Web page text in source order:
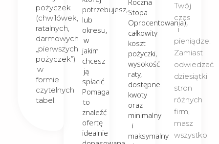
Twój
czas
i
pieniądze.
Zamiast
odwiedzać
dziesiątki
stron
różnych
firm,
masz
wszystko
Roczna
Stopa
Oprocentowania),
całkowity
koszt
pożyczki,
wysokość
raty,
dostępne
kwoty
oraz
minimalny
i
maksymalny
potrzebujesz,
lub
okresu,
w
jakim
chcesz
ją
spłacić.
Pomaga
to
znaleźć
ofertę
idealnie
pożyczek
(chwilówek,
ratalnych,
darmowych
„pierwszych
pożyczek”)
w
formie
czytelnych
tabel.